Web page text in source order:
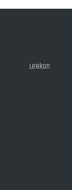
Lexikon